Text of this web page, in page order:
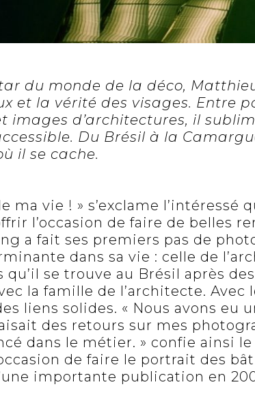
du monde de la déco,
et la vérité des visages. Entre
images d’architectures, il
Du Brésil à la
il se cache.
ma vie ! » s’exclame
l’occasion de faire de belles
a fait ses premiers pas de
dans sa vie : celle de
qu’il se trouve au Brésil après
la famille de l’architecte. Avec
liens solides. « Nous avons eu
des retours sur mes
dans le métier. » confie ainsi
de faire le portrait des
importante publication en